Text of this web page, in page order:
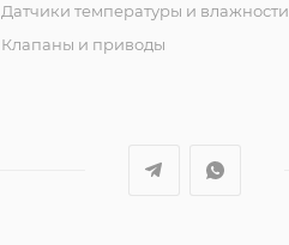
Датчики температуры и влажности
Клапаны и приводы